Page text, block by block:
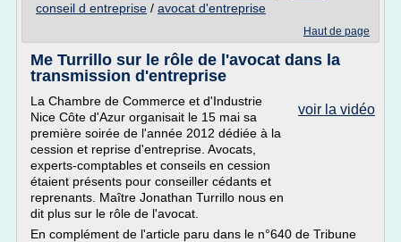
conseil d entreprise / avocat d'entreprise
Haut de page
Me Turrillo sur le rôle de l'avocat dans la
transmission d'entreprise
voir la vidéo
La Chambre de Commerce et d'Industrie
Nice Côte d'Azur organisait le 15 mai sa
première soirée de l'année 2012 dédiée à la
cession et reprise d'entreprise. Avocats,
experts-comptables et conseils en cession
étaient présents pour conseiller cédants et
reprenants. Maître Jonathan Turrillo nous en
dit plus sur le rôle de l'avocat.
En complément de l'article paru dans le n°640 de Tribune